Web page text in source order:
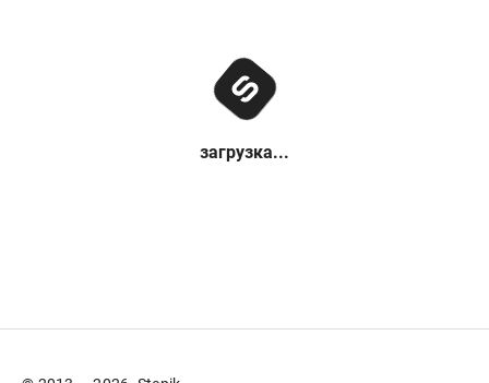
загрузка...